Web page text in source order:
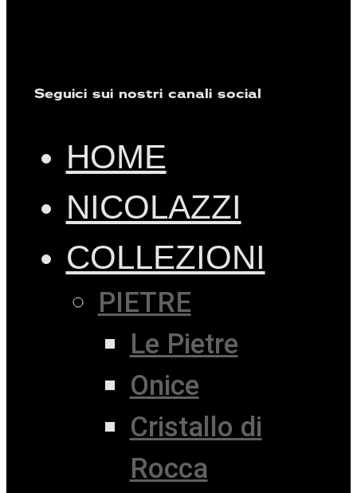
Seguici sui nostri canali social
HOME
NICOLAZZI
COLLEZIONI
PIETRE
Le Pietre
Onice
Cristallo di
Rocca